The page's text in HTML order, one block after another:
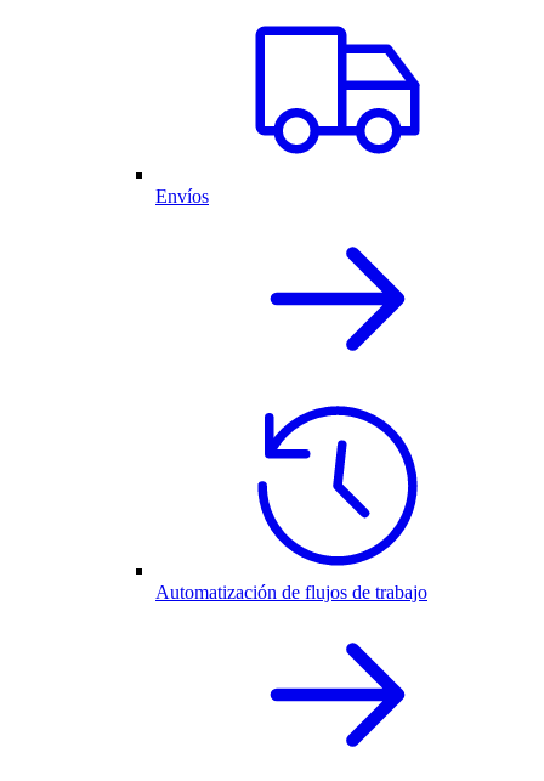
Envíos
Automatización de flujos de trabajo